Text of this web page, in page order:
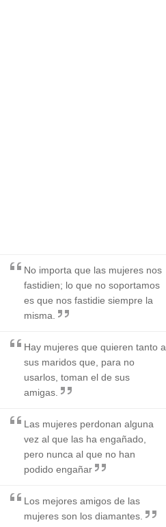
No importa que las mujeres nos
fastidien; lo que no soportamos
es que nos fastidie siempre la
misma.
Hay mujeres que quieren tanto a
sus maridos que, para no
usarlos, toman el de sus
amigas.
Las mujeres perdonan alguna
vez al que las ha engañado,
pero nunca al que no han
podido engañar
Los mejores amigos de las
mujeres son los diamantes.